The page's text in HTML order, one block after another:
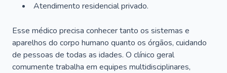
Atendimento residencial privado.
Esse médico precisa conhecer tanto os sistemas e
aparelhos do corpo humano quanto os órgãos, cuidando
de pessoas de todas as idades. O clínico geral
comumente trabalha em equipes multidisciplinares,